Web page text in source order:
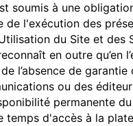
soumis à une
de l'exécution des
du Site et des
en outre qu’en
l’absence de
ou des
permanente
temps d'accès à la